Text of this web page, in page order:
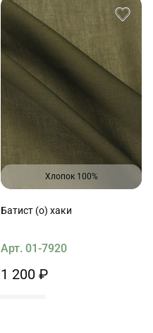
Хлопок 100%
Батист (о) хаки
Арт. 01-7920
1 200 ₽